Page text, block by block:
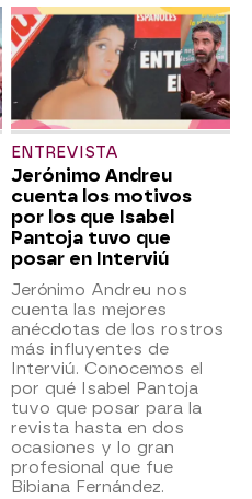
ENTREVISTA
Jerónimo Andreu
cuenta los motivos
por los que Isabel
Pantoja tuvo que
posar en Interviú
Jerónimo Andreu nos
cuenta las mejores
anécdotas de los rostros
más influyentes de
Interviú. Conocemos el
por qué Isabel Pantoja
tuvo que posar para la
revista hasta en dos
ocasiones y lo gran
profesional que fue
Bibiana Fernández.